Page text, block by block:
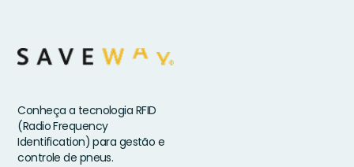
Conheça a tecnologia RFID
(Radio Frequency
Identification) para gestão e
controle de pneus.